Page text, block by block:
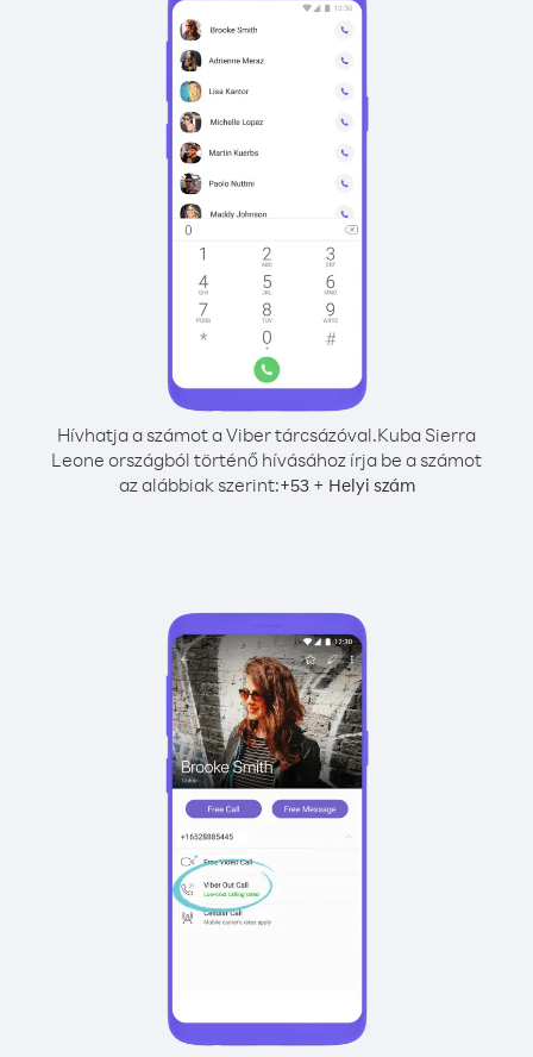
Hívhatja a számot a Viber tárcsázóval.Kuba Sierra
Leone országból történő hívásához írja be a számot
az alábbiak szerint:+53+ Helyi szám